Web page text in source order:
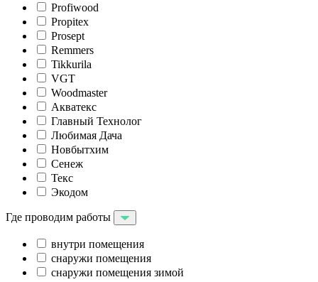
Profiwood
Propitex
Prosept
Remmers
Tikkurila
VGT
Woodmaster
Акватекс
Главный Технолог
Любимая Дача
Новбытхим
Сенеж
Текс
Экодом
Где проводим работы
внутри помещения
снаружи помещения
снаружи помещения зимой